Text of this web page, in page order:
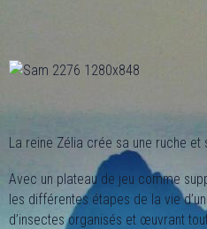
La reine Zélia crée sa une ruche et
Avec un plateau de jeu comme
les différentes étapes de la vie
d’insectes organisés et œuvrant